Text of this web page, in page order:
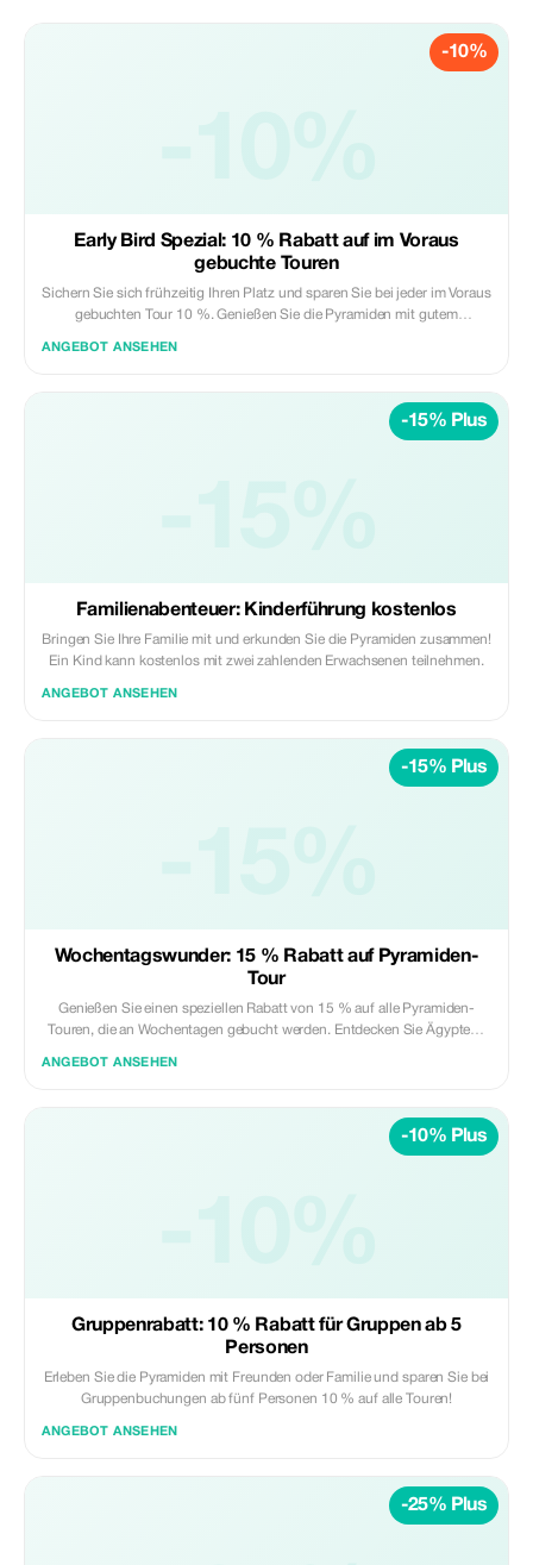
-10%
Early Bird Spezial: 10 % Rabatt auf im Voraus
gebuchte Touren
Sichern Sie sich frühzeitig Ihren Platz und sparen Sie bei jeder im Voraus
gebuchten Tour 10 %. Genießen Sie die Pyramiden mit gutem
ANGEBOT ANSEHEN
-15% Plus
Familienabenteuer: Kinderführung kostenlos
Bringen Sie Ihre Familie mit und erkunden Sie die Pyramiden zusammen!
Ein Kind kann kostenlos mit zwei zahlenden Erwachsenen teilnehmen.
ANGEBOT ANSEHEN
-15% Plus
Wochentagswunder: 15 % Rabatt auf Pyramiden-
Tour
Genießen Sie einen speziellen Rabatt von 15 % auf alle Pyramiden-
Touren, die an Wochentagen gebucht werden. Entdecken Sie Ägyptens
ANGEBOT ANSEHEN
-10% Plus
Gruppenrabatt: 10 % Rabatt für Gruppen ab 5
Personen
Erleben Sie die Pyramiden mit Freunden oder Familie und sparen Sie bei
Gruppenbuchungen ab fünf Personen 10 % auf alle Touren!
ANGEBOT ANSEHEN
-25% Plus